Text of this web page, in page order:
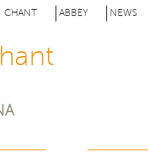
CHANT ABBEY NEWS